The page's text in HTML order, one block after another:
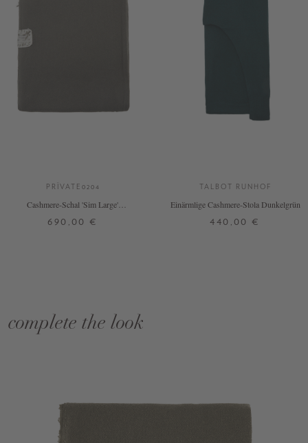
PRÏVATE0204
Cashmere-Schal 'Sim Large'
690,00 €
TALBOT RUNHOF
Einärmlige Cashmere-Stola Dunkelgrün
440,00 €
complete the look